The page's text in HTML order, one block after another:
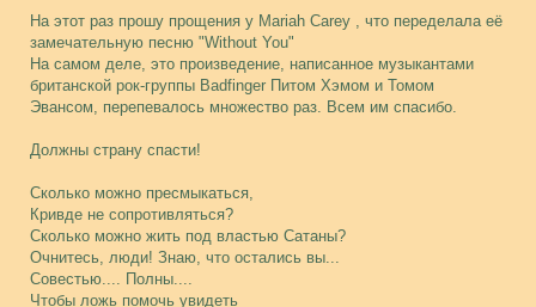
На этот раз прошу прощения у Mariah Carey , что переделала её
замечательную песню "Without You"
На самом деле, это произведение, написанное музыкантами
британской рок-группы Badfinger Питом Хэмом и Томом
Эвансом, перепевалось множество раз. Всем им спасибо.
Должны страну спасти!
Сколько можно пресмыкаться,
Кривде не сопротивляться?
Сколько можно жить под властью Сатаны?
Очнитесь, люди! Знаю, что остались вы...
Совестью.... Полны....
Чтобы ложь помочь увидеть